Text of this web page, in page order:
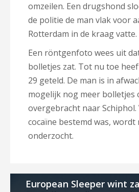
omzeilen. Een drugshond
de politie de man vlak voor
Rotterdam in de kraag vatte.
Een röntgenfoto wees uit
bolletjes zat. Tot nu toe
29 geteld. De man is in
mogelijk nog meer bolletjes
overgebracht naar Schiphol.
cocaïne bestemd was, wordt
onderzocht.
European Sleeper wint